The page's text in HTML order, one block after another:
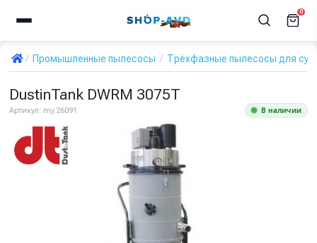
0
Промышленные пылесосы Трёхфазные пылесосы для
DustinTank DWRM 3075T
Артикул: my.26091 В наличии